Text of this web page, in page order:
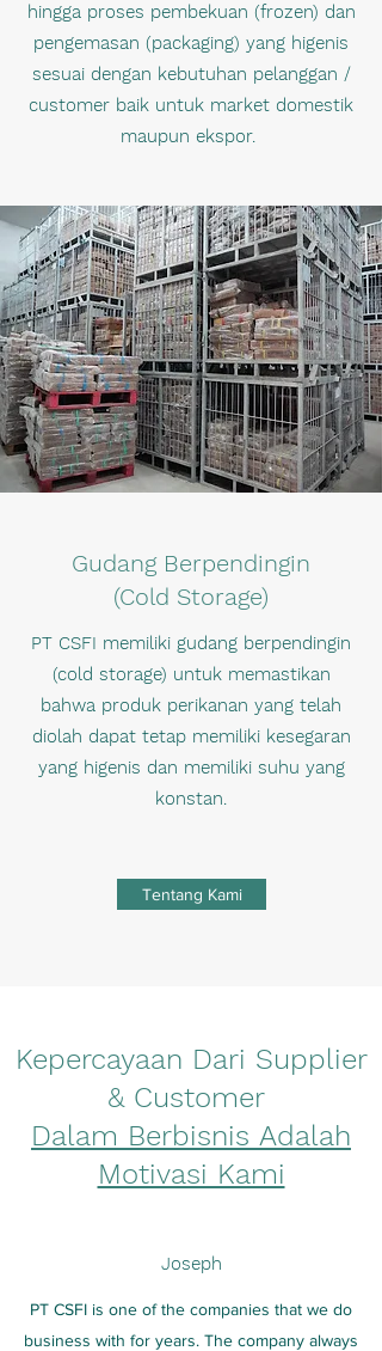
hingga proses pembekuan (frozen) dan
pengemasan (packaging) yang higenis
sesuai dengan kebutuhan pelanggan /
customer baik untuk market domestik
maupun ekspor.
Gudang Berpendingin
(Cold Storage)
PT CSFI memiliki gudang berpendingin
(cold storage) untuk memastikan
bahwa produk perikanan yang telah
diolah dapat tetap memiliki kesegaran
yang higenis dan memiliki suhu yang
konstan.
Tentang Kami
Kepercayaan Dari Supplier
& Customer
Dalam Berbisnis Adalah
Motivasi Kami
Joseph
PT CSFI is one of the companies that we do
business with for years. The company always